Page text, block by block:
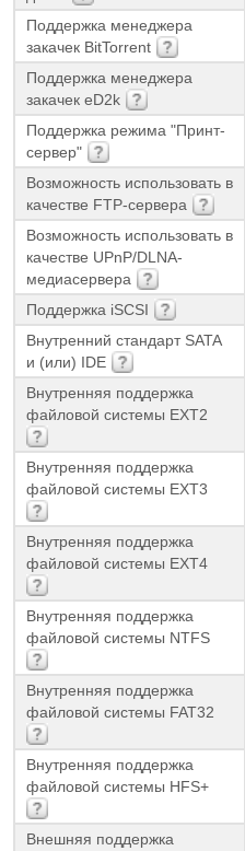
Поддержка менеджера
закачек BitTorrent
Поддержка менеджера
закачек eD2k
Поддержка режима "Принт-
сервер"
Возможность использовать в
качестве FTP-сервера
Возможность использовать в
качестве UPnP/DLNA-
медиасервера
Поддержка iSCSI
Внутренний стандарт SATA
и (или) IDE
Внутренняя поддержка
файловой системы EXT2
Внутренняя поддержка
файловой системы EXT3
Внутренняя поддержка
файловой системы EXT4
Внутренняя поддержка
файловой системы NTFS
Внутренняя поддержка
файловой системы FAT32
Внутренняя поддержка
файловой системы HFS+
Внешняя поддержка